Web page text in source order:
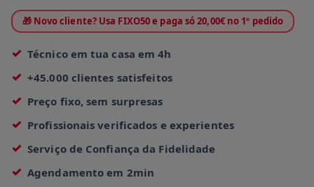
🎁 Novo cliente? Usa FIXO50 e paga só 20,00€ no 1º pedido
Técnico em tua casa em 4h
+45.000 clientes satisfeitos
Preço fixo, sem surpresas
Profissionais verificados e experientes
Serviço de Confiança da Fidelidade
Agendamento em 2min